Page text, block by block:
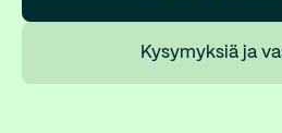
Kysymyksiä ja